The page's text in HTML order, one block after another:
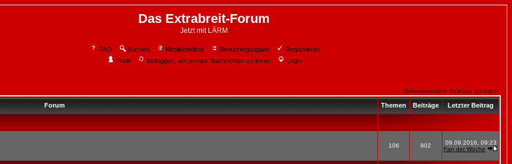
Das Extrabreit-Forum
Jetzt mit LÄRM
FAQ Suchen Mitgliederliste Benutzergruppen
Registrieren
Profil
Einloggen, um private Nachrichten zu lesen Login
Unbeantwortete Beiträge anzeigen
Forum Themen Beiträge Letzter Beitrag
106 802
09.09.2016, 09:23
Fan der Woche